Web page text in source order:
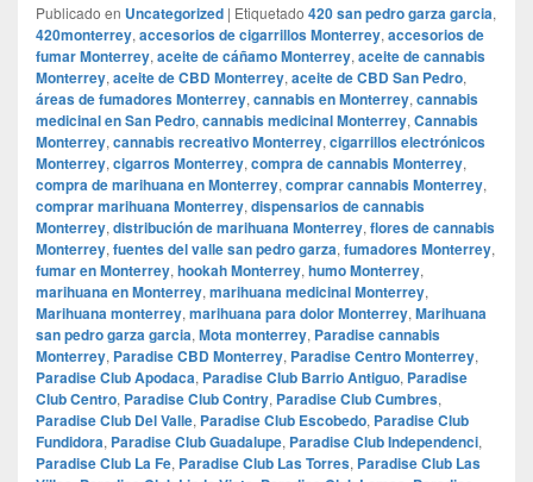
Publicado en Uncategorized | Etiquetado 420 san pedro garza garcia,
420monterrey, accesorios de cigarrillos Monterrey, accesorios de
fumar Monterrey, aceite de cáñamo Monterrey, aceite de cannabis
Monterrey, aceite de CBD Monterrey, aceite de CBD San Pedro,
áreas de fumadores Monterrey, cannabis en Monterrey, cannabis
medicinal en San Pedro, cannabis medicinal Monterrey, Cannabis
Monterrey, cannabis recreativo Monterrey, cigarrillos electrónicos
Monterrey, cigarros Monterrey, compra de cannabis Monterrey,
compra de marihuana en Monterrey, comprar cannabis Monterrey,
comprar marihuana Monterrey, dispensarios de cannabis
Monterrey, distribución de marihuana Monterrey, flores de cannabis
Monterrey, fuentes del valle san pedro garza, fumadores Monterrey,
fumar en Monterrey, hookah Monterrey, humo Monterrey,
marihuana en Monterrey, marihuana medicinal Monterrey,
Marihuana monterrey, marihuana para dolor Monterrey, Marihuana
san pedro garza garcia, Mota monterrey, Paradise cannabis
Monterrey, Paradise CBD Monterrey, Paradise Centro Monterrey,
Paradise Club Apodaca, Paradise Club Barrio Antiguo, Paradise
Club Centro, Paradise Club Contry, Paradise Club Cumbres,
Paradise Club Del Valle, Paradise Club Escobedo, Paradise Club
Fundidora, Paradise Club Guadalupe, Paradise Club Independenci,
Paradise Club La Fe, Paradise Club Las Torres, Paradise Club Las